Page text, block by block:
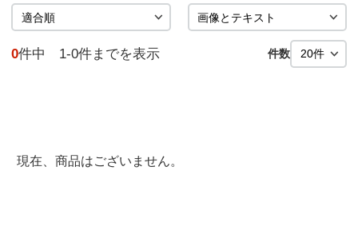
0件中 1-0件までを表示 件数
現在、商品はございません。